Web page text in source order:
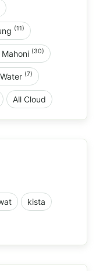
(11)
Mahoni (30)
(7)
All Cloud
kista